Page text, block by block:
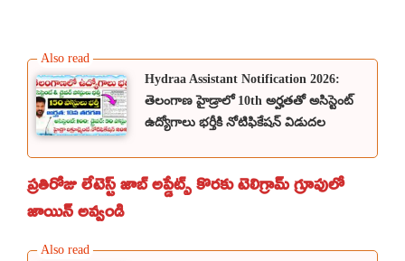
Hydraa Assistant Notification 2026:
తెలంగాణ హైడ్రాలో 10th అర్హతతో అసిస్టెంట్
ఉద్యోగాలు భర్తీకి నోటిఫికేషన్ విడుదల
ప్రతిరోజు లేటెస్ట్ జాబ్ అప్డేట్స్ కొరకు టెలిగ్రామ్ గ్రూపులో
జాయిన్ అవ్వండి